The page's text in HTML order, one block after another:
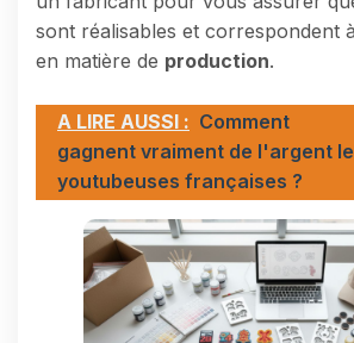
sont réalisables et correspondent
en matière de production.
A LIRE AUSSI : Comment
gagnent vraiment de l'argent
youtubeuses françaises ?